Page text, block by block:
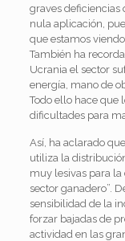
graves deficiencias
nula aplicación,
que estamos
También ha
Ucrania el sector
energía, mano de
Todo ello hace que
dificultades para
Así, ha aclarado
utiliza la
muy lesivas para
sector ganadero”.
sensibilidad de la
forzar bajadas de
actividad en las